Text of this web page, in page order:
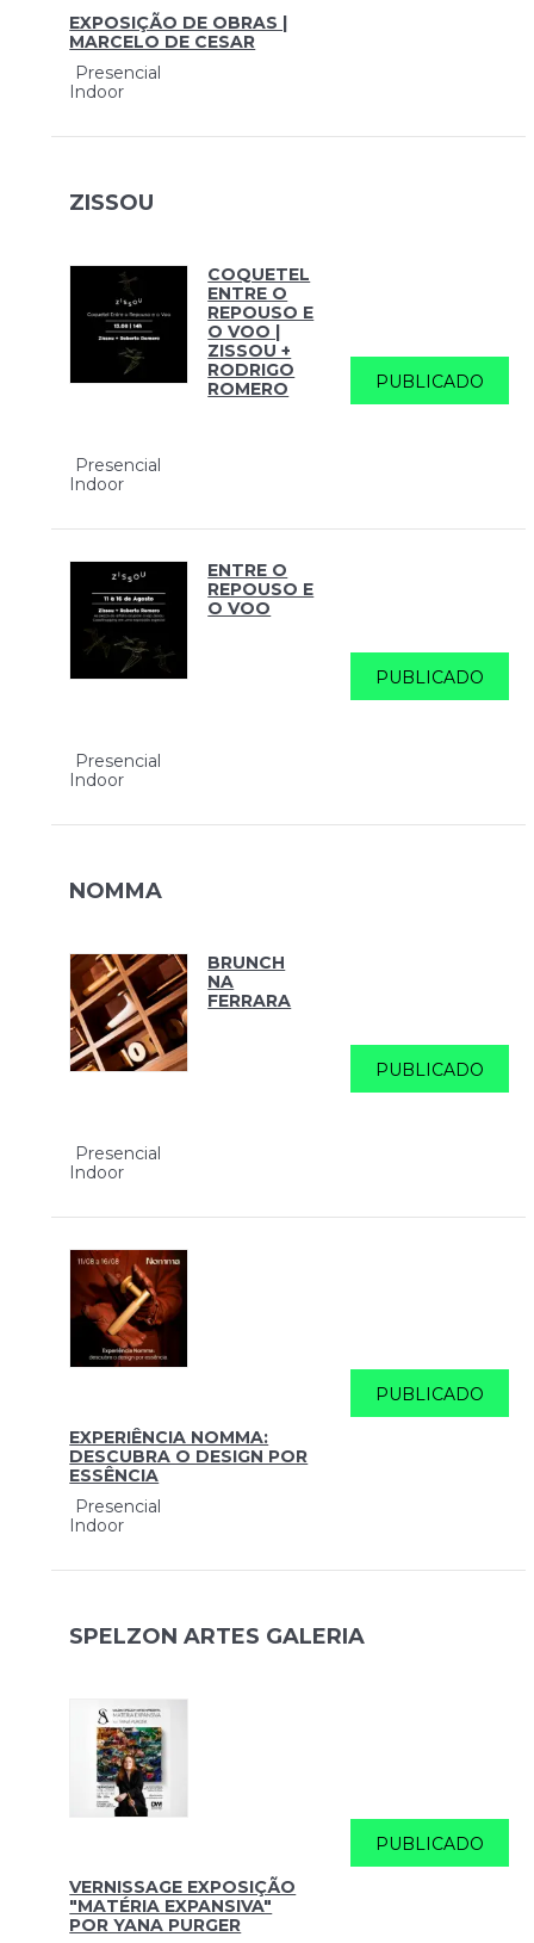
EXPOSIÇÃO DE OBRAS |
MARCELO DE CESAR
Presencial
Indoor
ZISSOU
COQUETEL
ENTRE O
REPOUSO E
O VOO |
ZISSOU +
RODRIGO
ROMERO
Presencial
Indoor
PUBLICADO
ENTRE O
REPOUSO E
O VOO
Presencial
Indoor
PUBLICADO
NOMMA
BRUNCH
NA
FERRARA
Presencial
Indoor
PUBLICADO
EXPERIÊNCIA NOMMA:
DESCUBRA O DESIGN POR
ESSÊNCIA
Presencial
Indoor
PUBLICADO
SPELZON ARTES GALERIA
VERNISSAGE EXPOSIÇÃO
"MATÉRIA EXPANSIVA"
POR YANA PURGER
PUBLICADO